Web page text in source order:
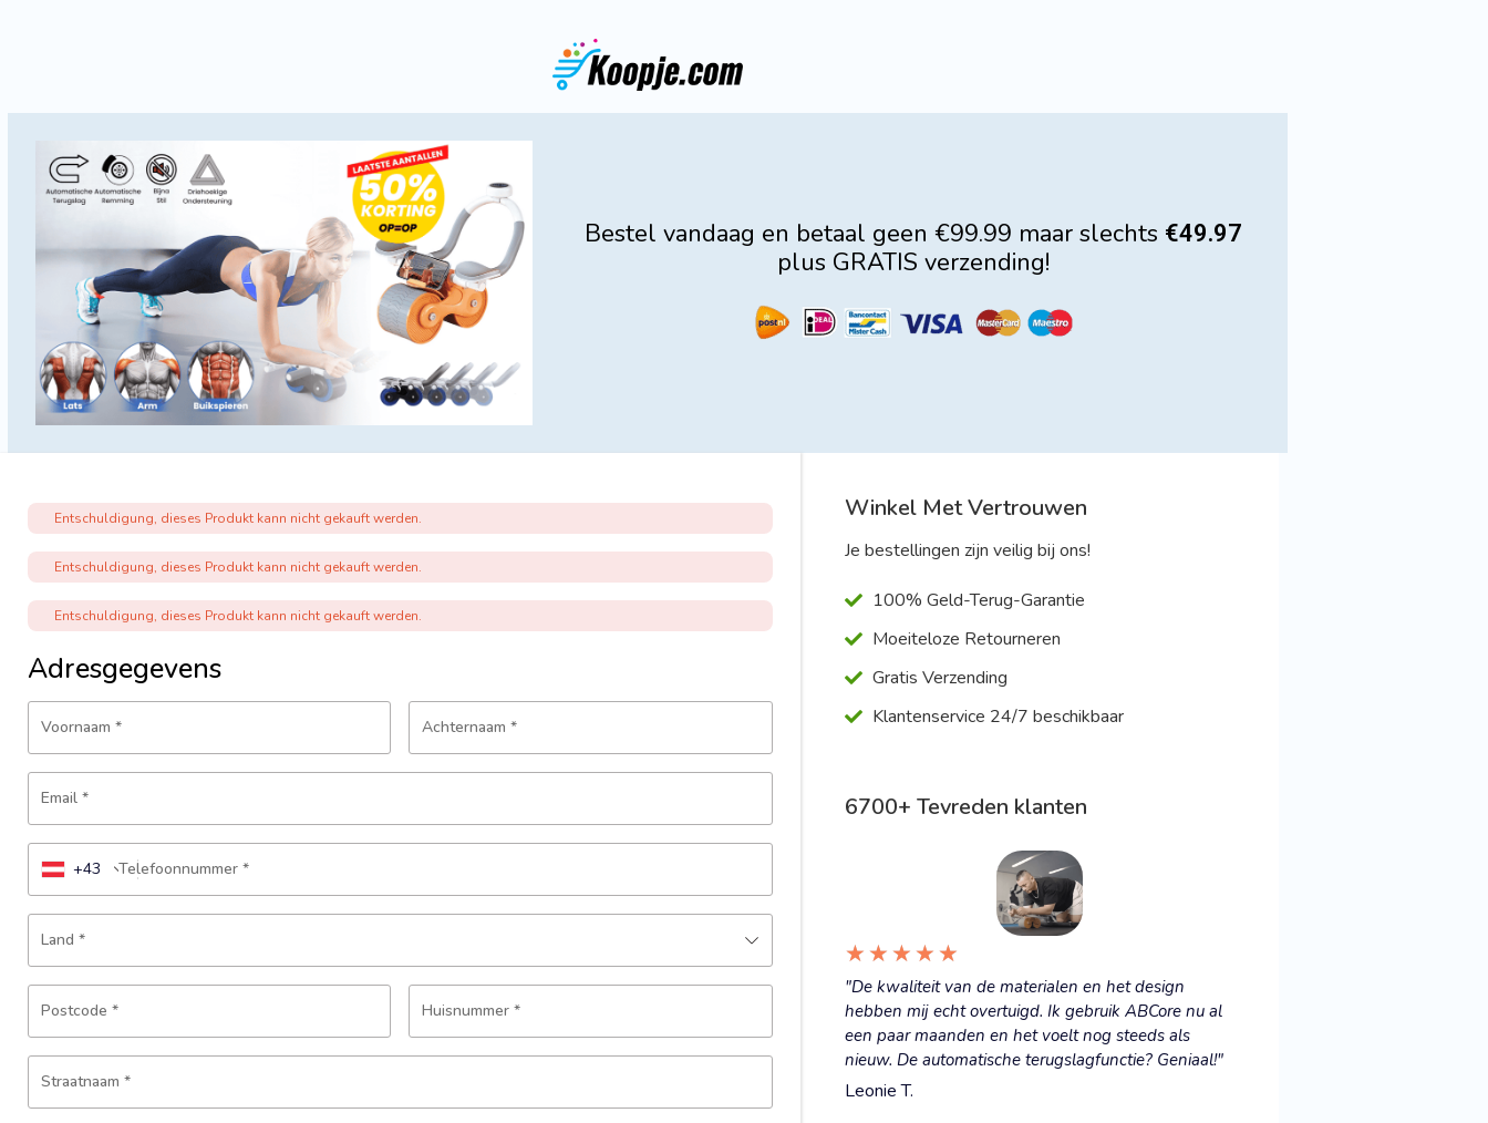
Bestel vandaag en betaal geen €99.99 maar slechts €49.97
plus GRATIS verzending!
Entschuldigung, dieses Produkt kann nicht gekauft werden.
Entschuldigung, dieses Produkt kann nicht gekauft werden.
Entschuldigung, dieses Produkt kann nicht gekauft werden.
Adresgegevens
Voornaam * Achternaam*
Email *
Telefoonnummer *
+43
Land *
Postcode * Huisnummer*
Straatnaam *
Winkel Met Vertrouwen
Je bestellingen zijn veilig bij ons!
100% Geld-Terug-Garantie
Moeiteloze Retourneren
Gratis Verzending
Klantenservice 24/7 beschikbaar
6700+ Tevreden klanten
★ ★ ★ ★ ★
"De kwaliteit van de materialen en het design
hebben mij echt overtuigd. Ik gebruik ABCore nu al
een paar maanden en het voelt nog steeds als
nieuw. De automatische terugslagfunctie? Geniaal!"
Leonie T.